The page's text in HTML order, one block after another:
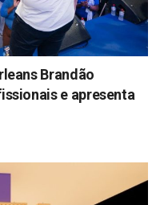
Brandão
e apresenta